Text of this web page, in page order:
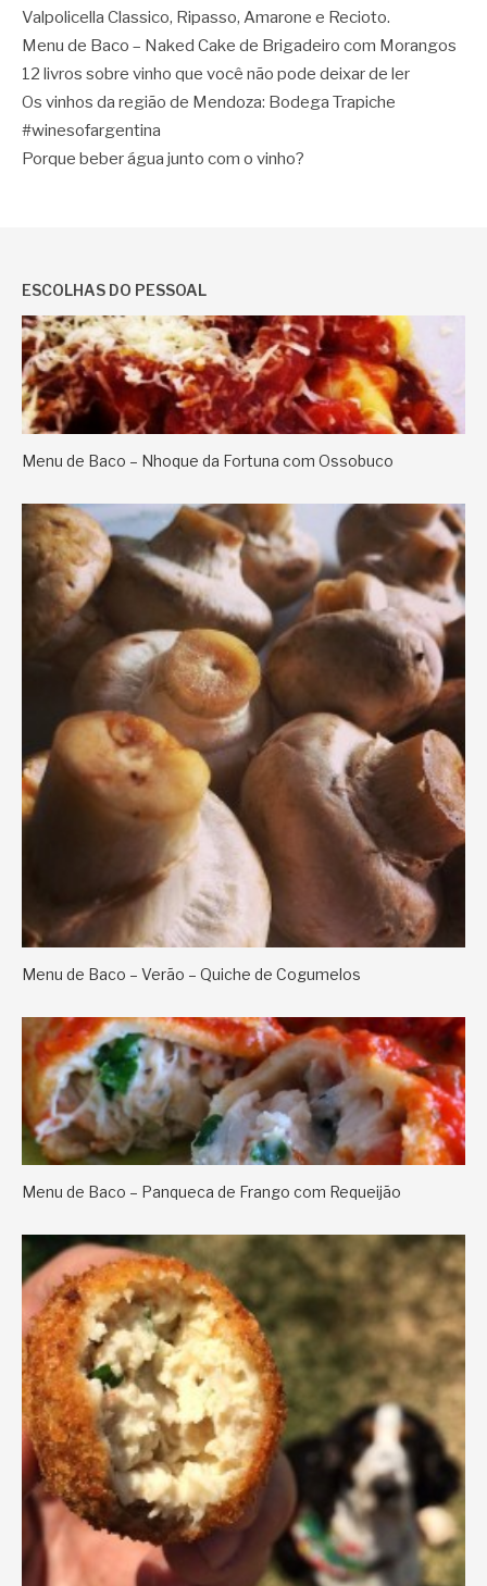
Valpolicella Classico, Ripasso, Amarone e Recioto.
Menu de Baco – Naked Cake de Brigadeiro com Morangos
12 livros sobre vinho que você não pode deixar de ler
Os vinhos da região de Mendoza: Bodega Trapiche
#winesofargentina
Porque beber água junto com o vinho?
ESCOLHAS DO PESSOAL
Menu de Baco – Nhoque da Fortuna com Ossobuco
Menu de Baco – Verão – Quiche de Cogumelos
Menu de Baco – Panqueca de Frango com Requeijão